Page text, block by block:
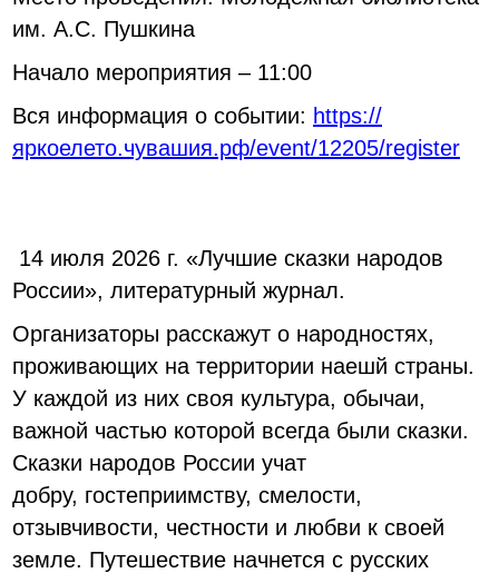
им. А.С. Пушкина
Начало мероприятия – 11:00
Вся информация о событии: https://
яркоелето.чувашия.рф/event/12205/register
14 июля 2026 г. «Лучшие сказки народов
России», литературный журнал.
Организаторы расскажут о народностях,
проживающих на территории наешй страны.
У каждой из них своя культура, обычаи,
важной частью которой всегда были сказки.
Сказки народов России учат
добру, гостеприимству, смелости,
отзывчивости, честности и любви к своей
земле. Путешествие начнется с русских